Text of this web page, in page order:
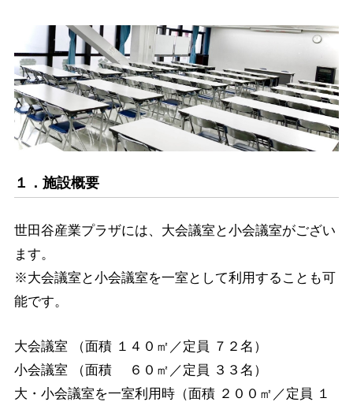
１．施設概要
世田谷産業プラザには、大会議室と小会議室がござい
ます。
※大会議室と小会議室を一室として利用することも可
能です。
大会議室 （面積 １４０㎡／定員 ７２名）
小会議室 （面積 ６０㎡／定員 ３３名）
大・小会議室を一室利用時（面積 ２００㎡／定員 １